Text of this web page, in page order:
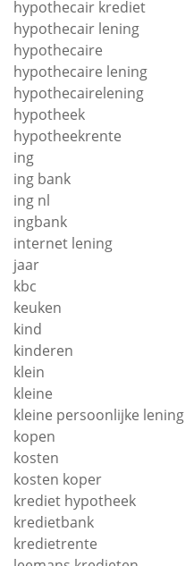
hypothecair krediet
hypothecair lening
hypothecaire
hypothecaire lening
hypothecairelening
hypotheek
hypotheekrente
ing
ing bank
ing nl
ingbank
internet lening
jaar
kbc
keuken
kind
kinderen
klein
kleine
kleine persoonlijke lening
kopen
kosten
kosten koper
krediet hypotheek
kredietbank
kredietrente